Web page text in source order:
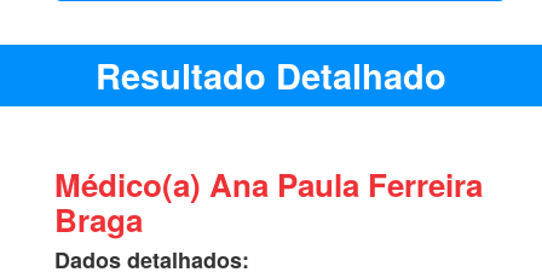
Resultado Detalhado
Médico(a) Ana Paula Ferreira
Braga
Dados detalhados: